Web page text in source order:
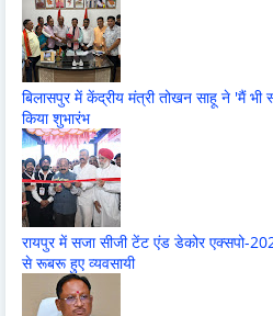
बिलासपुर में केंद्रीय मंत्री तोखन साहू ने 'मैं भी
किया शुभारंभ
रायपुर में सजा सीजी टेंट एंड डेकोर
से रूबरू हुए व्यवसायी